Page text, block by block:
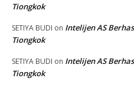
Tiongkok
SETIYA BUDI on Intelijen AS
Tiongkok
SETIYA BUDI on Intelijen AS
Tiongkok